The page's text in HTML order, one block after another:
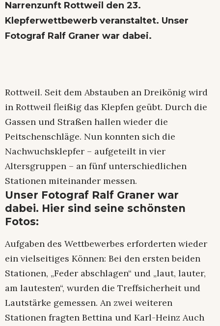
Narrenzunft Rottweil den 23.
Klepferwettbewerb veranstaltet. Unser
Fotograf Ralf Graner war dabei.
Rottweil. Seit dem Abstauben an Dreikönig wird
in Rottweil fleißig das Klepfen geübt. Durch die
Gassen und Straßen hallen wieder die
Peitschenschläge. Nun konnten sich die
Nachwuchsklepfer – aufgeteilt in vier
Altersgruppen – an fünf unterschiedlichen
Stationen miteinander messen.
Unser Fotograf Ralf Graner war
dabei. Hier sind seine schönsten
Fotos:
Aufgaben des Wettbewerbes erforderten wieder
ein vielseitiges Können: Bei den ersten beiden
Stationen, „Feder abschlagen“ und „laut, lauter,
am lautesten“, wurden die Treffsicherheit und
Lautstärke gemessen. An zwei weiteren
Stationen fragten Bettina und Karl-Heinz Auch